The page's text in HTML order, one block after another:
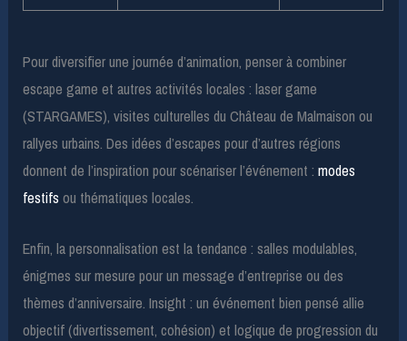
Pour diversifier une journée d’animation, penser à combiner
escape game et autres activités locales : laser game
(STARGAMES), visites culturelles du Château de Malmaison ou
rallyes urbains. Des idées d’escapes pour d’autres régions
donnent de l’inspiration pour scénariser l’événement :modes
festifs ou thématiques locales.
Enfin, la personnalisation est la tendance : salles modulables,
énigmes sur mesure pour un message d’entreprise ou des
thèmes d’anniversaire. Insight : un événement bien pensé allie
objectif (divertissement, cohésion) et logique de progression du